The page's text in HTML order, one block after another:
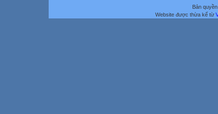
Bản
Website được thừa kế từ